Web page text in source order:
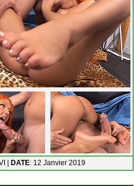
| DATE: 12 Janvier 2019